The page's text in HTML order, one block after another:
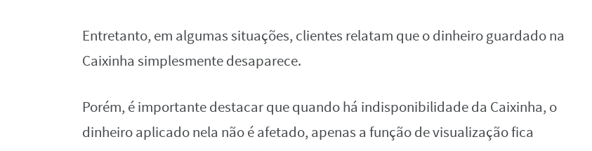
Entretanto, em algumas situações, clientes relatam que o dinheiro guardado na
Caixinha simplesmente desaparece.
Porém, é importante destacar que quando há indisponibilidade da Caixinha, o
dinheiro aplicado nela não é afetado, apenas a função de visualização fica